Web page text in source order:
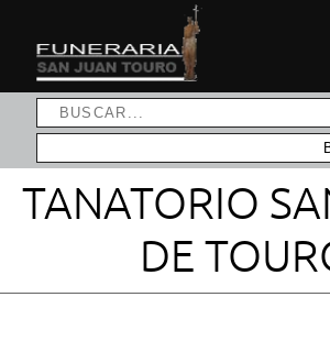
TANATORIO
DE